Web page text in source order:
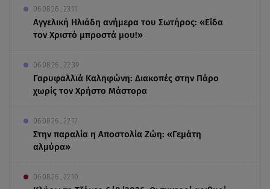
06.08.26 , 23:11
Αγγελική Ηλιάδη ανήμερα του Σωτήρος: «Είδα
τον Χριστό μπροστά μου!»
06.08.26 , 22:39
Γαρυφαλλιά Καληφώνη: Διακοπές στην Πάρο
χωρίς τον Χρήστο Μάστορα
06.08.26 , 22:12
Στην παραλία η Αποστολία Ζώη: «Γεμάτη
αλμύρα»
06.08.26 , 22:10